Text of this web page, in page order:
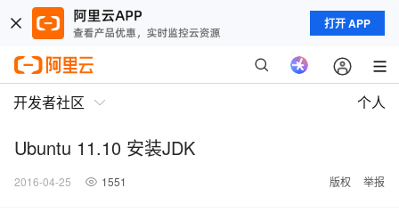
打开 APP
开发者社区 个人
Ubuntu 11.10 安装JDK
2016-04-25 1551 版权 举报